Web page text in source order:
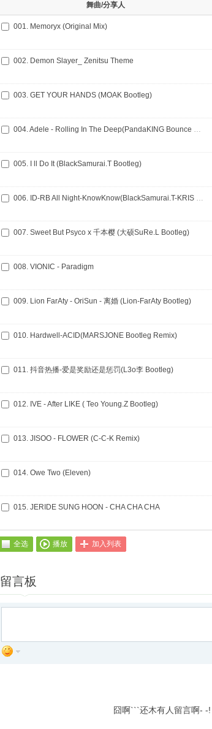
舞曲/分享人
001. Memoryx (Original Mix)
002. Demon Slayer_ Zenitsu Theme
003. GET YOUR HANDS (MOAK Bootleg)
004. Adele - Rolling In The Deep(PandaKING Bounce Bootleg)
005. I ll Do It (BlackSamurai.T Bootleg)
006. ID-RB All Night-KnowKnow(BlackSamurai.T-KRIS Bootleg)
007. Sweet But Psyco x 千本樱 (大硕SuRe.L Bootleg)
008. VIONIC - Paradigm
009. Lion FarAty - OriSun - 离婚 (Lion-FarAty Bootleg)
010. Hardwell-ACID(MARSJONE Bootleg Remix)
011. 抖音热播-爱是奖励还是惩罚(L3o李 Bootleg)
012. IVE - After LIKE ( Teo Young.Z Bootleg)
013. JISOO - FLOWER (C-C-K Remix)
014. Owe Two (Eleven)
015. JERIDE SUNG HOON - CHA CHA CHA
全选 播放 加入列表
留言板
囧啊```还木有人留言啊- -!